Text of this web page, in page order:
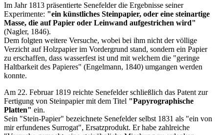
Im Jahr 1813 präsentierte Senefelder die Ergebnisse seiner
Experimente: "ein künstliches Steinpapier, oder eine steinartige
Masse, die auf Papier oder Leinwand aufgestrichen wird"
(Nagler, 1846).
Dem folgten weitere Versuche, wobei bei ihm nicht der völlige
Verzicht auf Holzpapier im Vordergrund stand, sondern ein Papier
zu erschaffen, dass wasserfest ist und mit welchem die "geringe
Haltbarkeit des Papieres" (Engelmann, 1840) umgangen werden
konnte.
Am 22. Februar 1819 reichte Senefelder schließlich das Patent zur
Fertigung von Steinpapier mit dem Titel "Papyrographische
Platten" ein.
Sein "Stein-Papier" bezeichnete Senefelder selbst 1831 als "ein von
mir erfundenes Surrogat", Ersatzprodukt. Er habe zahlreiche